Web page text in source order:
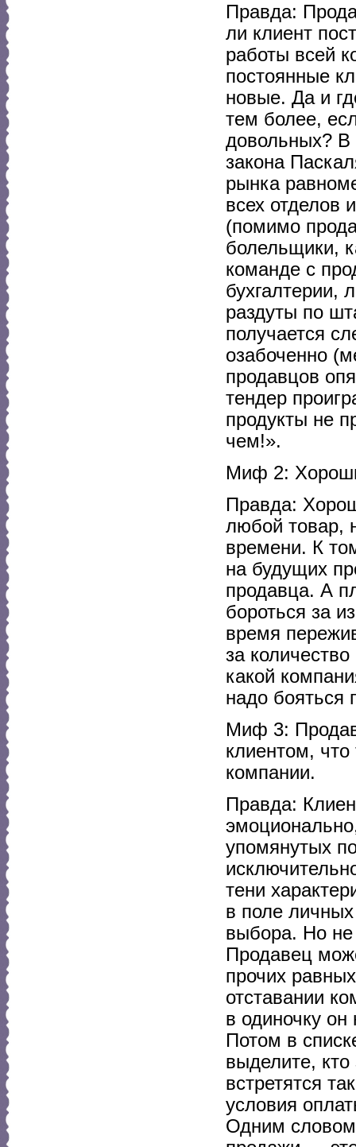
Правда:
ли клиент
работы всей
постоянные
новые. Да и
тем более,
довольных? В
закона
рынка
всех отделов
(помимо
болельщики,
команде с
бухгалтерии,
раздуты по
получается
озабоченно
продавцов
тендер
продукты не
чем!».
Миф 2:
Правда:
любой товар,
времени. К
на будущих
продавца. А
бороться за
время
за
какой
надо бояться
Миф 3:
клиентом, что
компании.
Правда:
упомянутых
тени
в поле
выбора. Но не
Продавец
прочих
отставании
в одиночку
Потом в
выделите,
встретятся
условия
Одним